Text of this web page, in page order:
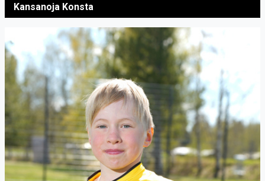
Kansanoja Konsta